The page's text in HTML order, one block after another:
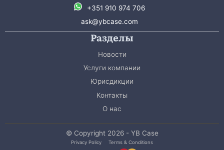
+351 910 974 706
ask@ybcase.com
Разделы
Новости
Услуги компании
Юрисдикции
Контакты
О нас
© Copyright 2026 - YB Case
Privacy Policy Terms & Conditions